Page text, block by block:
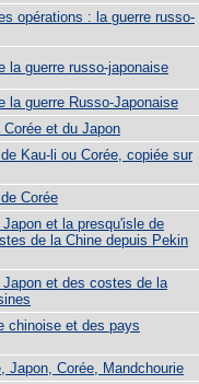
opérations : la guerre russo-
la guerre russo-japonaise
la guerre Russo-Japonaise
et du Japon
Kau-li ou Corée, copiée sur
Corée
et la presqu'isle de
de la Chine depuis Pekin
et des costes de la
chinoise et des pays
Japon, Corée, Mandchourie